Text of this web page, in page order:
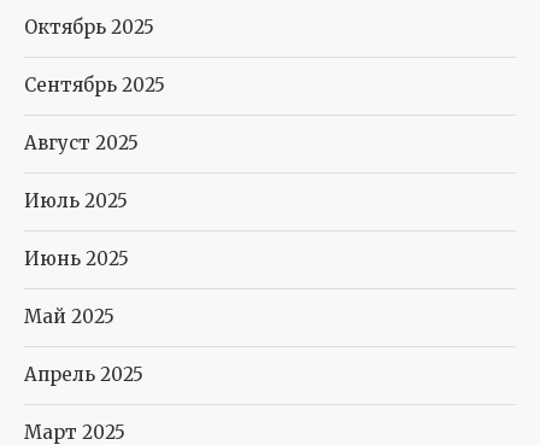
Октябрь 2025
Сентябрь 2025
Август 2025
Июль 2025
Июнь 2025
Май 2025
Апрель 2025
Март 2025